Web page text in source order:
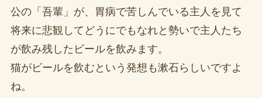
公の「吾輩」が、胃病で苦しんでいる主人を見て
将来に悲観してどうにでもなれと勢いで主人たち
が飲み残したビールを飲みます。
猫がビールを飲むという発想も漱石らしいですよ
ね。